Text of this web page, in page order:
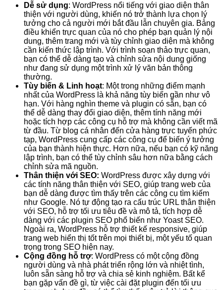
Dễ sử dụng: WordPress nổi tiếng với giao diện thân
thiện với người dùng, khiến nó trở thành lựa chọn lý
tưởng cho cả người mới bắt đầu lẫn chuyên gia. Bảng
điều khiển trực quan của nó cho phép bạn quản lý nội
dung, thêm trang mới và tùy chỉnh giao diện mà không
cần kiến thức lập trình. Với trình soạn thảo trực quan,
bạn có thể dễ dàng tạo và chỉnh sửa nội dung giống
như đang sử dụng một trình xử lý văn bản thông
thường.
Tùy biến & Linh hoạt: Một trong những điểm mạnh
nhất của WordPress là khả năng tùy biến gần như vô
hạn. Với hàng nghìn theme và plugin có sẵn, bạn có
thể dễ dàng thay đổi giao diện, thêm tính năng mới
hoặc tích hợp các công cụ hỗ trợ mà không cần viết mã
từ đầu. Từ blog cá nhân đến cửa hàng trực tuyến phức
tạp, WordPress cung cấp các công cụ để biến ý tưởng
của bạn thành hiện thực. Hơn nữa, nếu bạn có kỹ năng
lập trình, bạn có thể tùy chỉnh sâu hơn nữa bằng cách
chỉnh sửa mã nguồn.
Thân thiện với SEO: WordPress được xây dựng với
các tính năng thân thiện với SEO, giúp trang web của
bạn dễ dàng được tìm thấy trên các công cụ tìm kiếm
như Google. Nó tự động tạo ra cấu trúc URL thân thiện
với SEO, hỗ trợ tối ưu tiêu đề và mô tả, tích hợp dễ
dàng với các plugin SEO phổ biến như Yoast SEO.
Ngoài ra, WordPress hỗ trợ thiết kế responsive, giúp
trang web hiển thị tốt trên mọi thiết bị, một yếu tố quan
trọng trong SEO hiện nay.
Cộng đồng hỗ trợ: WordPress có một cộng đồng
người dùng và nhà phát triển rộng lớn và nhiệt tình,
luôn sẵn sàng hỗ trợ và chia sẻ kinh nghiệm. Bất kể
bạn gặp vấn đề gì, từ việc cài đặt plugin đến tối ưu